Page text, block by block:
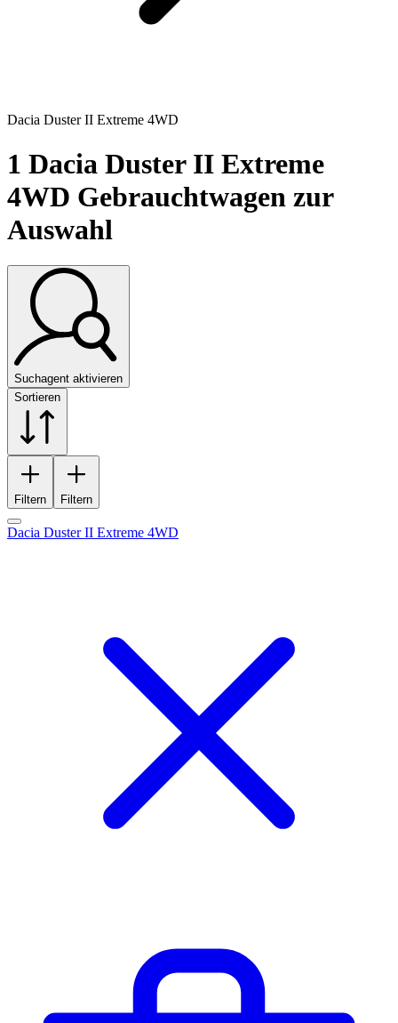
Dacia Duster II Extreme 4WD
1 Dacia Duster II Extreme
4WD Gebrauchtwagen zur
Auswahl
Suchagent aktivieren
Sortieren
Filtern Filtern
Dacia Duster II Extreme 4WD